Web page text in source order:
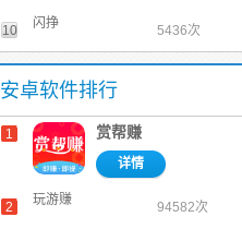
10 闪挣 5436次
安卓软件排行
1 赏帮赚
详情
2 玩游赚 94582次